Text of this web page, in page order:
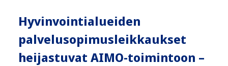
Hyvinvointialueiden
palvelusopimusleikkaukset
heijastuvat AIMO-toimintoon –